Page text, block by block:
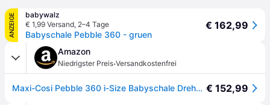
ANZEIGE
babywalz
€ 1,99 Versand, 2–4 Tage
Babyschale Pebble 360 - gruen
€ 162,99
Amazon
Niedrigster Preis·Versandkostenfrei
Maxi-Cosi Pebble 360 i-Size Babyschale Drehbar, Neugeborenen Autositz 360 Grad, 0–15 Monate (40–83 cm), Drehung mit einer, ClimaFlow, Easy-In-Gurt, G-CELL Seitenaufprallschutz, Essential Green € 152,99